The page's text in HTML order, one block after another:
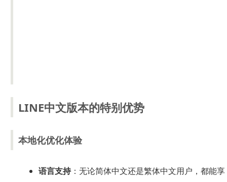
LINE中文版本的特别优势
本地化优化体验
语言支持：无论简体中文还是繁体中文用户，都能享